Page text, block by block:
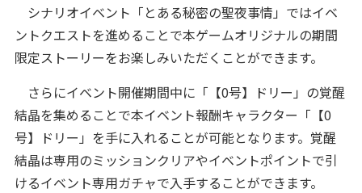
シナリオイベント「とある秘密の聖夜事情」ではイベ
ントクエストを進めることで本ゲームオリジナルの期間
限定ストーリーをお楽しみいただくことができます。
さらにイベント開催期間中に「【0号】ドリー」の覚醒
結晶を集めることで本イベント報酬キャラクター「【0
号】ドリー」を手に入れることが可能となります。覚醒
結晶は専用のミッションクリアやイベントポイントで引
けるイベント専用ガチャで入手することができます。